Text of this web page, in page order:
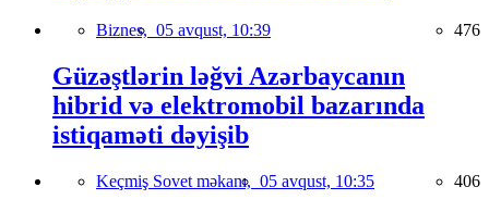
Biznes, 05 avqust, 10:39 476
Güzəştlərin ləğvi Azərbaycanın
hibrid və elektromobil bazarında
istiqaməti dəyişib
Keçmiş Sovet məkanı, 05 avqust, 10:35 406